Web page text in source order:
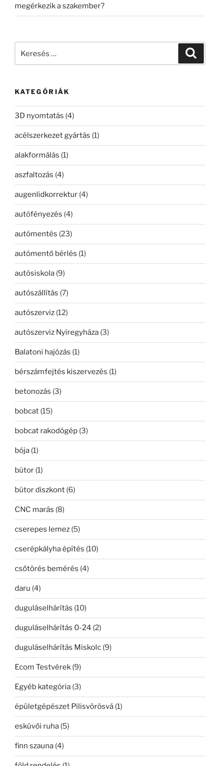
megérkezik a szakember?
KATEGÓRIÁK
3D nyomtatás (4)
acélszerkezet gyártás (1)
alakformálás (1)
aszfaltozás (4)
augenlidkorrektur (4)
autófényezés (4)
autómentés (23)
autómentő bérlés (1)
autósiskola (9)
autószállítás (7)
autószerviz (12)
autószerviz Nyíregyháza (3)
Balatoni hajózás (1)
bérszámfejtés kiszervezés (1)
betonozás (3)
bobcat (15)
bobcat rakodógép (3)
bója (1)
bútor (1)
bútor diszkont (6)
CNC marás (8)
cserepes lemez (5)
cserépkályha építés (10)
csőtörés bemérés (4)
daru (4)
duguláselhárítás (10)
duguláselhárítás 0-24 (2)
duguláselhárítás Miskolc (9)
Ecom Testvérek (9)
Egyéb kategória (3)
épületgépészet Pilisvörösvá (1)
esküvői ruha (5)
finn szauna (4)